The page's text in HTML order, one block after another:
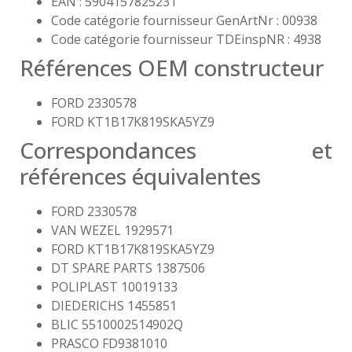
Code catégorie fournisseur GenArtNr : 00938
Code catégorie fournisseur TDEinspNR : 4938
Références OEM constructeur
FORD 2330578
FORD KT1B17K819SKA5YZ9
Correspondances et
références équivalentes
FORD 2330578
VAN WEZEL 1929571
FORD KT1B17K819SKA5YZ9
DT SPARE PARTS 1387506
POLIPLAST 10019133
DIEDERICHS 1455851
BLIC 5510002514902Q
PRASCO FD9381010